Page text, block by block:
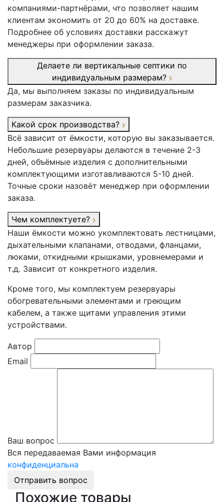
компаниями-партнёрами, что позволяет нашим
клиентам экономить от 20 до 60% на доставке.
Подробнее об условиях доставки расскажут
менеджеры при оформлении заказа.
Делаете ли вертикальные септики по
индивидуальным размерам?
Да, мы выполняем заказы по индивидуальным
размерам заказчика.
Какой срок производства?
Всё зависит от ёмкости, которую вы заказывается.
Небольшие резервуары делаются в течение 2-3
дней, объёмные изделия с дополнительными
комплектующими изготавливаются 5-10 дней.
Точные сроки назовёт менеджер при оформлении
заказа.
Чем комплектуете?
Наши ёмкости можно укомплектовать лестницами,
дыхательными клапанами, отводами, фланцами,
люками, откидными крышками, уровнемерами и
т.д. Зависит от конкретного изделия.
Кроме того, мы комплектуем резервуары
обогревательными элементами и греющим
кабелем, а также щитами управления этими
устройствами.
Автор
Email
Ваш вопрос
Вся передаваемая Вами информация
конфиденциальна
Отправить вопрос
Похожие товары